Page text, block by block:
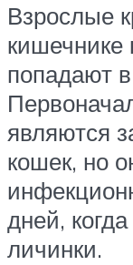
Взрослые
кишечнике
попадают
являются
кошек, но
дней,
личинки.